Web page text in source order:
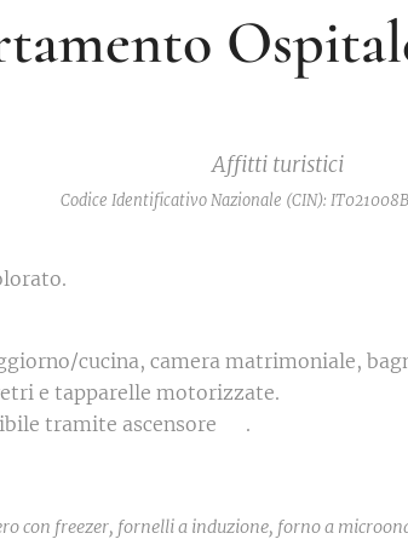
Affitti turistici
Codice Identificativo Nazionale (CIN):
cucina, camera matrimoniale,
e tapparelle motorizzate.
tramite ascensore 🛗.
con freezer, fornelli a induzione, forno a